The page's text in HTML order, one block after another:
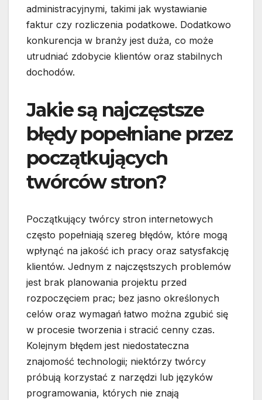
administracyjnymi, takimi jak wystawianie
faktur czy rozliczenia podatkowe. Dodatkowo
konkurencja w branży jest duża, co może
utrudniać zdobycie klientów oraz stabilnych
dochodów.
Jakie są najczęstsze
błędy popełniane przez
początkujących
twórców stron?
Początkujący twórcy stron internetowych
często popełniają szereg błędów, które mogą
wpłynąć na jakość ich pracy oraz satysfakcję
klientów. Jednym z najczęstszych problemów
jest brak planowania projektu przed
rozpoczęciem prac; bez jasno określonych
celów oraz wymagań łatwo można zgubić się
w procesie tworzenia i stracić cenny czas.
Kolejnym błędem jest niedostateczna
znajomość technologii; niektórzy twórcy
próbują korzystać z narzędzi lub języków
programowania, których nie znają